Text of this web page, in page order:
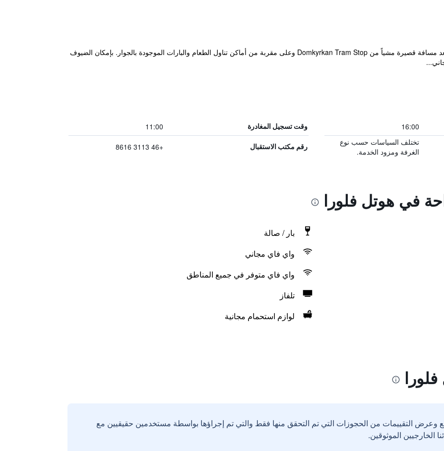
يقع الفندق في وسط مدينة غوتنبرغ، على بعد مسافة قصيرة مشياً من Domkyrkan Tram Stop وعلى مقربة من أماكن تناول الطعام والبارات الموجودة بالجوار. بإمكان الضيوف
16:00 وقت تسجيل المغادرة 11:00
تختلف السياسات حسب نوع
الغرفة ومزود الخدمة.
رقم مكتب الاستقبال +46 3113 8616
في هوتل فلورا
بار / صالة
واي فاي مجاني
واي فاي متوفر في جميع المناطق
تلفاز
لوازم استحمام مجانية
وعرض التقييمات من الحجوزات التي تم التحقق منها فقط والتي تم إجراؤها بواسطة مستخدمين حقيقيين مع